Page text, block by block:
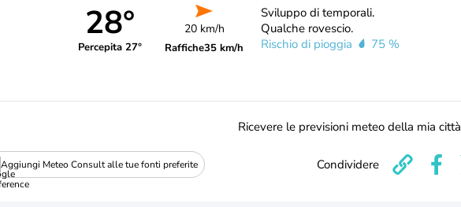
28°
Percepita 27°
20 km/h
Raffiche35 km/h
Sviluppo di temporali.
Qualche rovescio.
Rischio di pioggia
75 %
Ricevere le previsioni meteo della mia città
Aggiungi Meteo Consult alle tue fonti preferite Condividere